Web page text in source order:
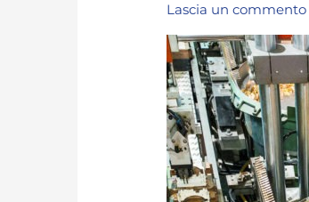
Lascia un commento